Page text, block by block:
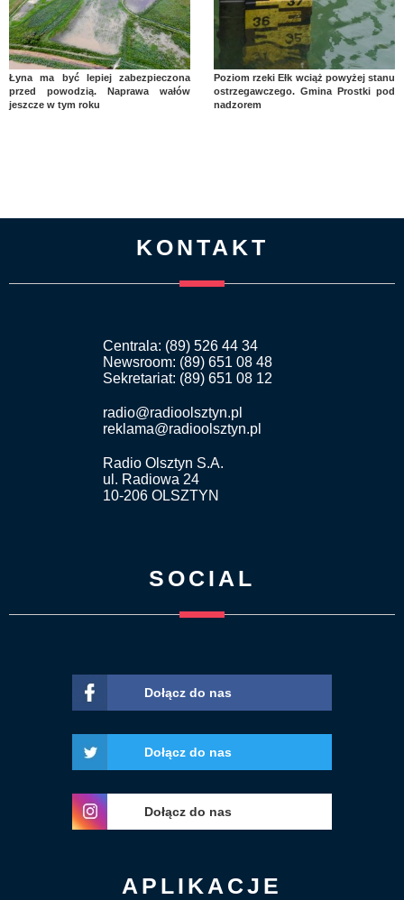
Łyna ma być lepiej zabezpieczona
przed powodzią. Naprawa wałów
jeszcze w tym roku
Poziom rzeki Ełk wciąż powyżej stanu
ostrzegawczego. Gmina Prostki pod
nadzorem
KONTAKT
Centrala: (89) 526 44 34
Newsroom: (89) 651 08 48
Sekretariat: (89) 651 08 12
radio@radioolsztyn.pl
reklama@radioolsztyn.pl
Radio Olsztyn S.A.
ul. Radiowa 24
10-206 OLSZTYN
SOCIAL
Dołącz do nas
Dołącz do nas
Dołącz do nas
APLIKACJE